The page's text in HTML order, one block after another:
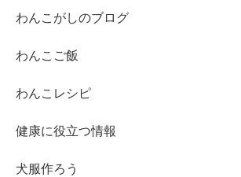
わんこがしのブログ
わんこご飯
わんこレシピ
健康に役立つ情報
犬服作ろう